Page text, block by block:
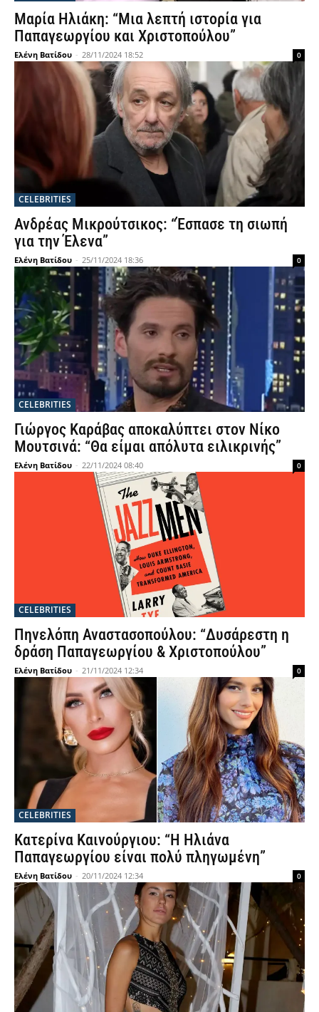
Μαρία Ηλιάκη: “Μια λεπτή ιστορία για
Παπαγεωργίου και Χριστοπούλου”
Ελένη Βατίδου - 28/11/2024 18:52 0
CELEBRITIES
Ανδρέας Μικρούτσικος: “Έσπασε τη σιωπή
για την Έλενα”
Ελένη Βατίδου - 25/11/2024 18:36 0
CELEBRITIES
Γιώργος Καράβας αποκαλύπτει στον Νίκο
Μουτσινά: “Θα είμαι απόλυτα ειλικρινής”
Ελένη Βατίδου - 22/11/2024 08:40 0
CELEBRITIES
Πηνελόπη Αναστασοπούλου: “Δυσάρεστη η
δράση Παπαγεωργίου & Χριστοπούλου”
Ελένη Βατίδου - 21/11/2024 12:34 0
CELEBRITIES
Κατερίνα Καινούργιου: “Η Ηλιάνα
Παπαγεωργίου είναι πολύ πληγωμένη”
Ελένη Βατίδου - 20/11/2024 12:34 0